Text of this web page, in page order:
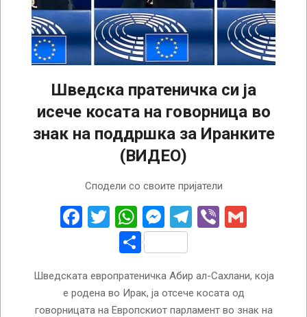
Шведска пратеничка си ја
исече косата на говорница во
знак на поддршка за Иранките
(ВИДЕО)
Сподели со своите пријатели
Facebook
Twitter
WhatsApp
Messenger
Telegram
Viber
Share
Шведската европратеничка Абир ал-Сахлани, која
е родена во Ирак, ја отсече косата од
говорницата на Европскиот парламент во знак на